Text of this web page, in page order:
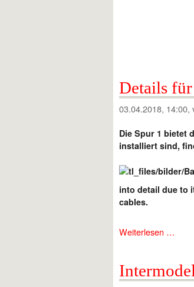
Details
03.04.2018, 14:00,
Die Spur 1 bietet
installiert sind,
into detail due to
cables.
Weiterlesen …